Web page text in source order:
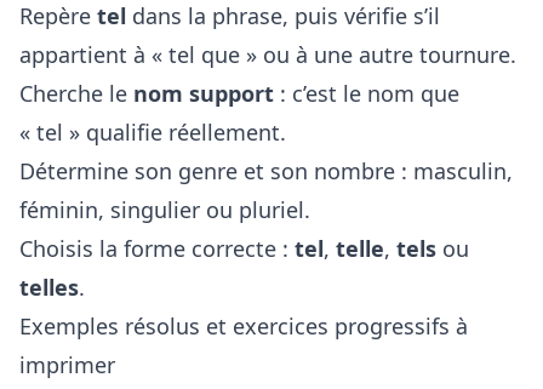
Repère tel dans la phrase, puis vérifie s’il
appartient à « tel que » ou à une autre tournure.
Cherche le nom support : c’est le nom que
« tel » qualifie réellement.
Détermine son genre et son nombre : masculin,
féminin, singulier ou pluriel.
Choisis la forme correcte : tel, telle, tels ou
telles.
Exemples résolus et exercices progressifs à
imprimer